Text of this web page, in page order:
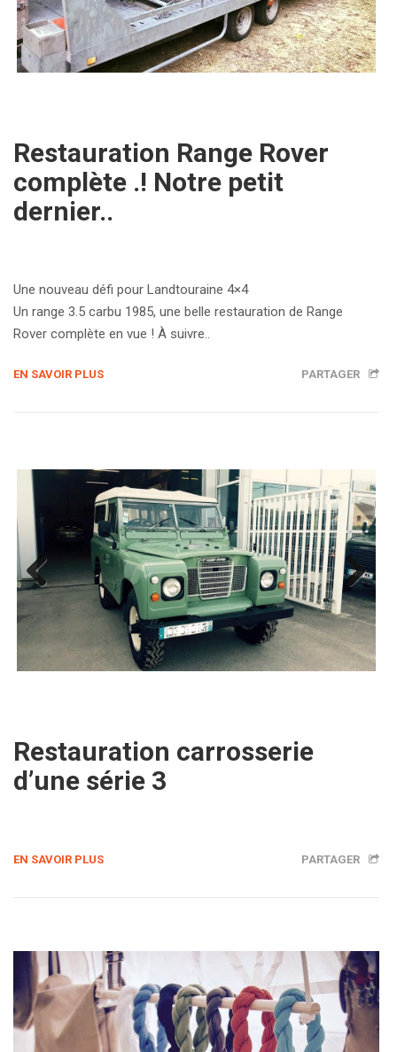
Restauration Range Rover
complète .! Notre petit
dernier..
Une nouveau défi pour Landtouraine 4×4
Un range 3.5 carbu 1985, une belle restauration de Range
Rover complète en vue ! À suivre..
EN SAVOIR PLUS PARTAGER
Restauration carrosserie
d’une série 3
EN SAVOIR PLUS PARTAGER